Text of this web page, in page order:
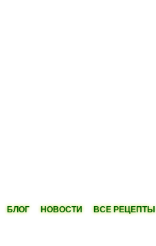
БЛОГ НОВОСТИ ВСЕ РЕЦЕПТЫ